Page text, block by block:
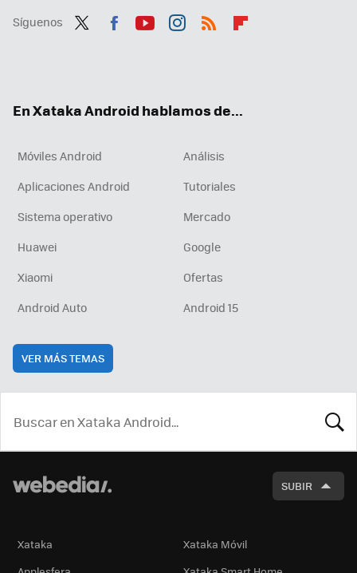
Síguenos
En Xataka Android hablamos de...
Móviles Android
Análisis
Aplicaciones Android
Tutoriales
Sistema operativo
Mercado
Huawei
Google
Xiaomi
Ofertas
Android Auto
Android 15
VER MÁS TEMAS
SUBIR
Xataka
Xataka Móvil